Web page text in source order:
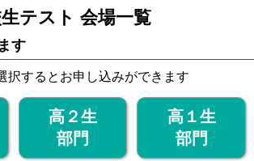
テスト 会場一覧
す
択するとお申し込みができます
高２生
部門
高１生
部門